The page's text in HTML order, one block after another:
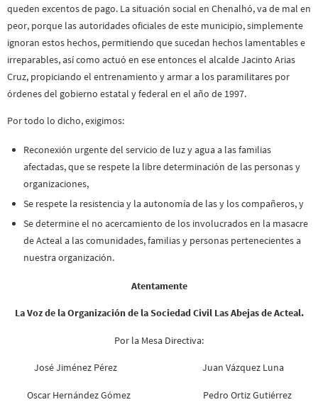
queden excentos de pago. La situación social en Chenalhó, va de mal en
peor, porque las autoridades oficiales de este municipio, simplemente
ignoran estos hechos, permitiendo que sucedan hechos lamentables e
irreparables, así como actuó en ese entonces el alcalde Jacinto Arias
Cruz, propiciando el entrenamiento y armar a los paramilitares por
órdenes del gobierno estatal y federal en el año de 1997.
Por todo lo dicho, exigimos:
Reconexión urgente del servicio de luz y agua a las familias
afectadas, que se respete la libre determinación de las personas y
organizaciones,
Se respete la resistencia y la autonomía de las y los compañeros, y
Se determine el no acercamiento de los involucrados en la masacre
de Acteal a las comunidades, familias y personas pertenecientes a
nuestra organización.
Atentamente
La Voz de la Organización de la Sociedad Civil Las Abejas de Acteal.
Por la Mesa Directiva:
José Jiménez Pérez Juan Vázquez Luna
Oscar Hernández Gómez Pedro Ortiz Gutiérrez